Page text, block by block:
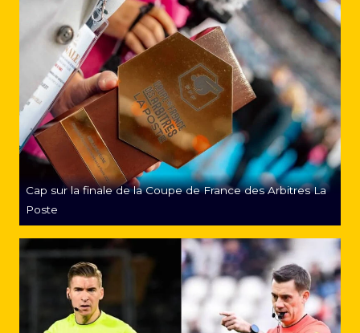
Cap sur la finale de la Coupe de France des Arbitres La
Poste